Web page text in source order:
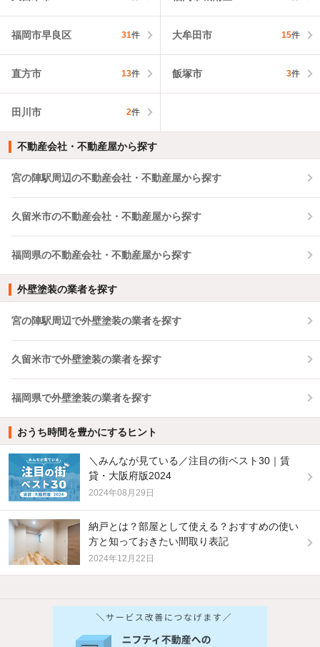
福岡市早良区 31件 大牟田市 15件
直方市 13件 飯塚市 3件
田川市 2件
不動産会社・不動産屋から探す
宮の陣駅周辺の不動産会社・不動産屋から探す
久留米市の不動産会社・不動産屋から探す
福岡県の不動産会社・不動産屋から探す
外壁塗装の業者を探す
宮の陣駅周辺で外壁塗装の業者を探す
久留米市で外壁塗装の業者を探す
福岡県で外壁塗装の業者を探す
おうち時間を豊かにするヒント
＼みんなが見ている／注目の街ベスト30｜賃
貸・大阪府版2024
2024年08月29日
納戸とは？部屋として使える？おすすめの使い
方と知っておきたい間取り表記
2024年12月22日
他の人はこんな条件で絞り込んでいます！